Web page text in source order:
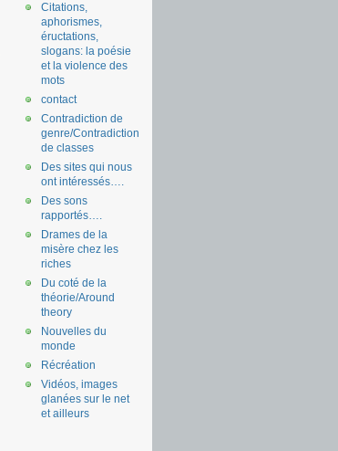
Citations,
aphorismes,
éructations,
slogans: la poésie
et la violence des
mots
contact
Contradiction de
genre/Contradiction
de classes
Des sites qui nous
ont intéressés….
Des sons
rapportés….
Drames de la
misère chez les
riches
Du coté de la
théorie/Around
theory
Nouvelles du
monde
Récréation
Vidéos, images
glanées sur le net
et ailleurs